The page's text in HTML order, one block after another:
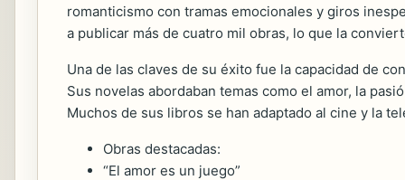
romanticismo con tramas emocionales y giros
a publicar más de cuatro mil obras, lo que la
Una de las claves de su éxito fue la capacidad de
Sus novelas abordaban temas como el amor, la
Muchos de sus libros se han adaptado al cine y la
Obras destacadas:
“El amor es un juego”